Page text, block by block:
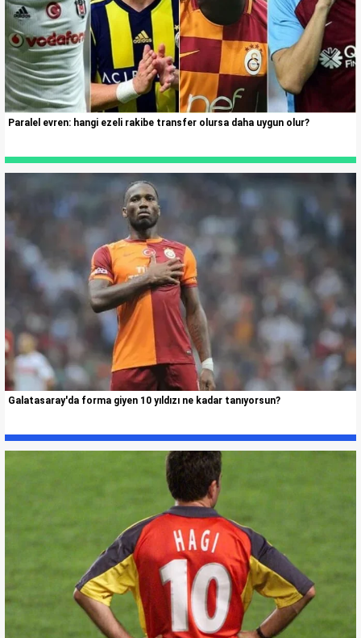
Paralel evren: hangi ezeli rakibe transfer olursa daha uygun olur?
Galatasaray'da forma giyen 10 yıldızı ne kadar tanıyorsun?